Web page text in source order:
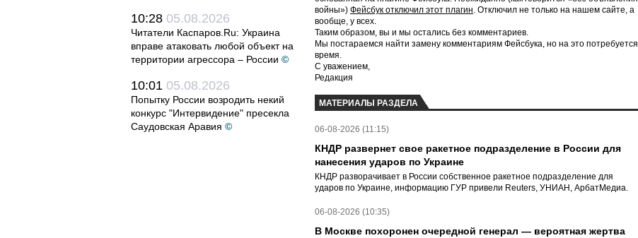
10:28 05.08.2026
Читатели Каспаров.Ru: Украина
вправе атаковать любой объект на
территории агрессора – России ©
10:01 05.08.2026
Попытку России возродить некий
конкурс "Интервидение" пресекла
Саудовская Аравия ©
войны») Фейсбук отключил этот плагин. Отключил не только на нашем сайте, а
вообще, у всех.
Таким образом, вы и мы остались без комментариев.
Мы постараемся найти замену комментариям Фейсбука, но на это потребуется
время.
С уважением,
Редакция
МАТЕРИАЛЫ РАЗДЕЛА
06-08-2026 (11:15)
КНДР развернет свое ракетное подразделение в России для
нанесения ударов по Украине
КНДР разворачивает в России собственное ракетное подразделение для
ударов по Украине, информацию ГУР привели Reuters, УНИАН, АрбатМедиа.
06-08-2026 (10:35)
В Москве похоронен очередной генерал — вероятная жертва